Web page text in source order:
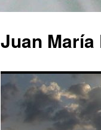
contenido
Juan María